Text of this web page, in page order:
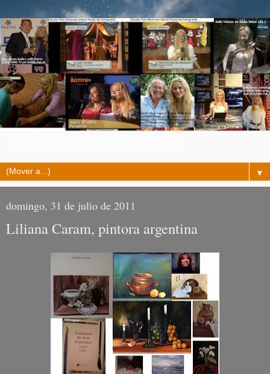
▼
domingo, 31 de julio de 2011
Liliana Caram, pintora argentina